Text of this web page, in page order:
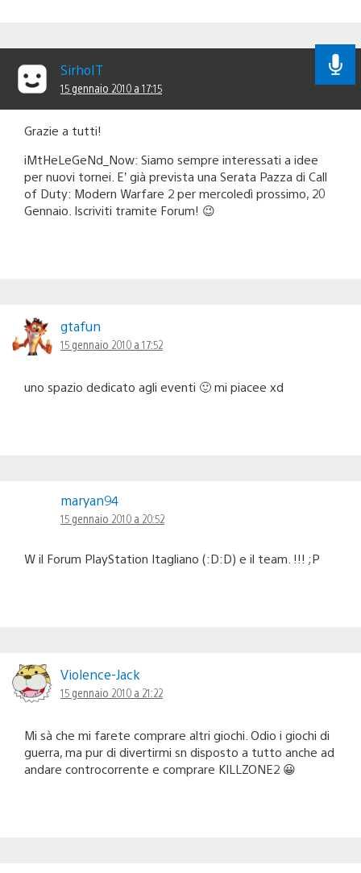
SirhoIT
15 gennaio 2010 a 17:15
Grazie a tutti!
iMtHeLeGeNd_Now: Siamo sempre interessati a idee
per nuovi tornei. E’ già prevista una Serata Pazza di Call
of Duty: Modern Warfare 2 per mercoledì prossimo, 20
Gennaio. Iscriviti tramite Forum! 😉
gtafun
15 gennaio 2010 a 17:52
uno spazio dedicato agli eventi 🙂 mi piacee xd
maryan94
15 gennaio 2010 a 20:52
W il Forum PlayStation Itagliano (:D:D) e il team. !!! ;P
Violence-Jack
15 gennaio 2010 a 21:22
Mi sà che mi farete comprare altri giochi. Odio i giochi di
guerra, ma pur di divertirmi sn disposto a tutto anche ad
andare controcorrente e comprare KILLZONE2 😀